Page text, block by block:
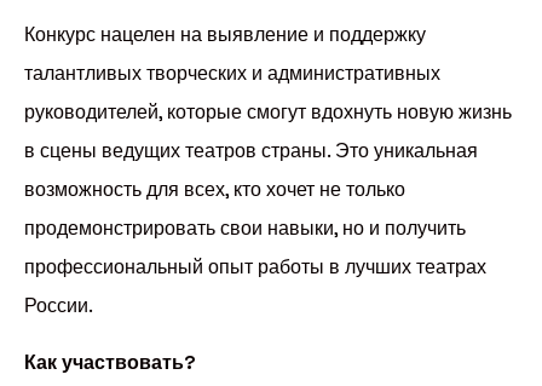
Конкурс нацелен на выявление и поддержку
талантливых творческих и административных
руководителей, которые смогут вдохнуть новую жизнь
в сцены ведущих театров страны. Это уникальная
возможность для всех, кто хочет не только
продемонстрировать свои навыки, но и получить
профессиональный опыт работы в лучших театрах
России.
Как участвовать?